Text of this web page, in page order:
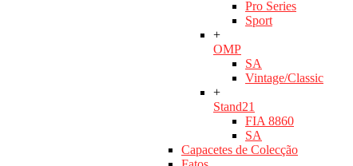
Pro Series
Sport
+
OMP
SA
Vintage/Classic
+
Stand21
FIA 8860
SA
Capacetes de Colecção